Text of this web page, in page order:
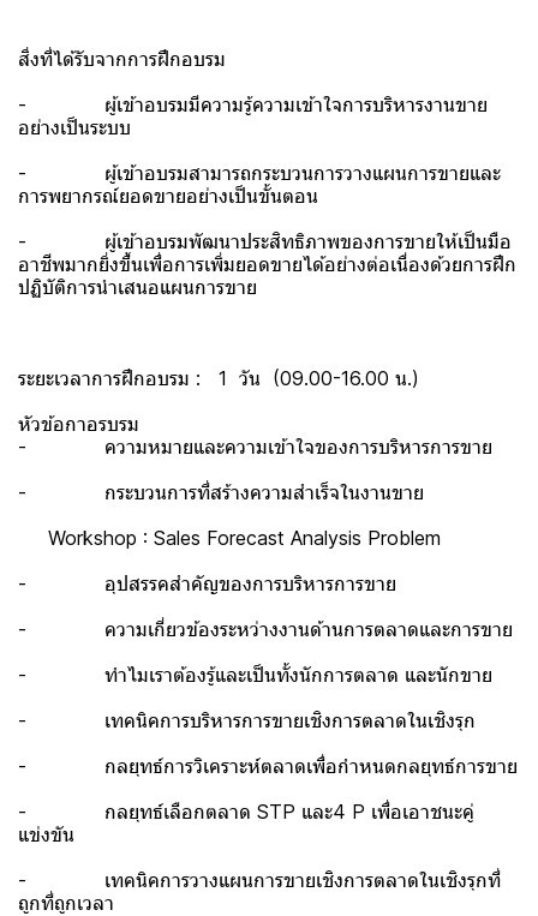
สิ่งที่ได้รับจากการฝึกอบรม
- ผู้เข้าอบรมมีความรู้ความเข้าใจการบริหารงานขาย
อย่างเป็นระบบ
- ผู้เข้าอบรมสามารถกระบวนการวางแผนการขายและ
การพยากรณ์ยอดขายอย่างเป็นขั้นตอน
- ผู้เข้าอบรมพัฒนาประสิทธิภาพของการขายให้เป็นมือ
อาชีพมากยิ่งขึ้นเพื่อการเพิ่มยอดขายได้อย่างต่อเนื่องด้วยการฝึก
ปฏิบัติการนำเสนอแผนการขาย
ระยะเวลาการฝึกอบรม : 1 วัน (09.00-16.00 น.)
หัวข้อกาอรบรม
- ความหมายและความเข้าใจของการบริหารการขาย
- กระบวนการที่สร้างความสำเร็จในงานขาย
Workshop : Sales Forecast Analysis Problem
- อุปสรรคสำคัญของการบริหารการขาย
- ความเกี่ยวข้องระหว่างงานด้านการตลาดและการขาย
- ทำไมเราต้องรู้และเป็นทั้งนักการตลาด และนักขาย
- เทคนิคการบริหารการขายเชิงการตลาดในเชิงรุก
- กลยุทธ์การวิเคราะห์ตลาดเพื่อกำหนดกลยุทธ์การขาย
- กลยุทธ์เลือกตลาด STP และ4 P เพื่อเอาชนะคู่
แข่งขัน
- เทคนิคการวางแผนการขายเชิงการตลาดในเชิงรุกที่
ถูกที่ถูกเวลา